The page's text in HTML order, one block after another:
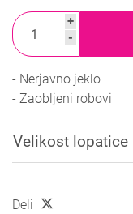
+
-
- Nerjavno jeklo
- Zaobljeni robovi
Velikost lopatice
Deli